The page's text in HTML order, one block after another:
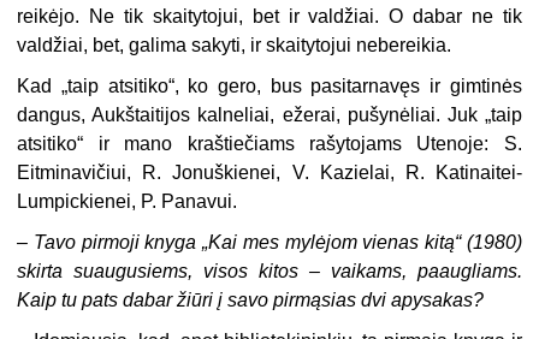
reikėjo. Ne tik skaitytojui, bet ir valdžiai. O dabar ne tik
valdžiai, bet, galima sakyti, ir skaitytojui nebereikia.
Kad „taip atsitiko“, ko gero, bus pasitarnavęs ir gimtinės
dangus, Aukštaitijos kalneliai, ežerai, pušynėliai. Juk „taip
atsitiko“ ir mano kraštiečiams rašytojams Utenoje: S.
Eitminavičiui, R. Jonuškienei, V. Kazielai, R. Katinaitei-
Lumpickienei, P. Panavui.
– Tavo pirmoji knyga „Kai mes mylėjom vienas kitą“ (1980)
skirta suaugusiems, visos kitos – vaikams, paaugliams.
Kaip tu pats dabar žiūri į savo pirmąsias dvi apysakas?